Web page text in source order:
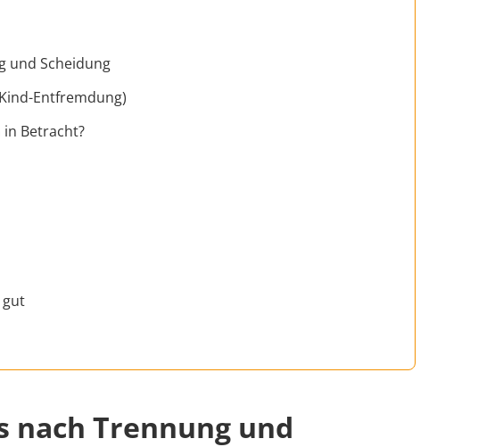
und Scheidung
Entfremdung)
Betracht?
gut
nach Trennung und